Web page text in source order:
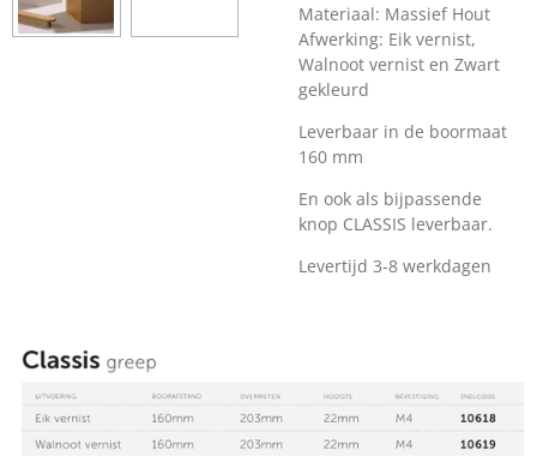
Materiaal: Massief Hout
Afwerking: Eik vernist,
Walnoot vernist en Zwart
gekleurd
Leverbaar in de boormaat
160 mm
En ook als bijpassende
knop CLASSIS leverbaar.
Levertijd 3-8 werkdagen